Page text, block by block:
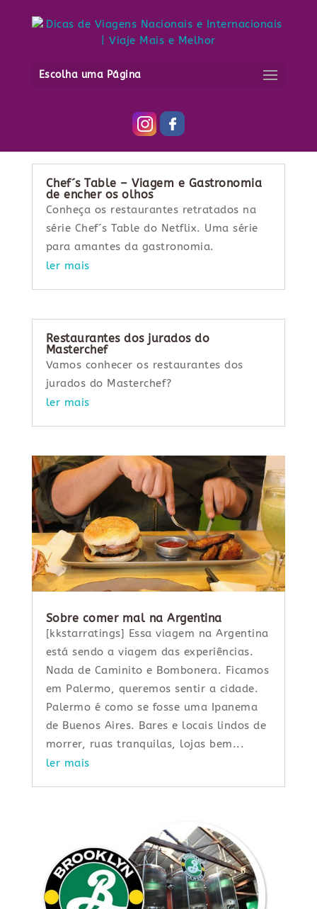
Escolha uma Página
Gastronomia
Chef´s Table – Viagem e Gastronomia
de encher os olhos
Conheça os restaurantes retratados na
série Chef´s Table do Netflix. Uma série
para amantes da gastronomia.
ler mais
Restaurantes dos jurados do
Masterchef
Vamos conhecer os restaurantes dos
jurados do Masterchef?
ler mais
Sobre comer mal na Argentina
[kkstarratings] Essa viagem na Argentina
está sendo a viagem das experiências.
Nada de Caminito e Bombonera. Ficamos
em Palermo, queremos sentir a cidade.
Palermo é como se fosse uma Ipanema
de Buenos Aires. Bares e locais lindos de
morrer, ruas tranquilas, lojas bem...
ler mais